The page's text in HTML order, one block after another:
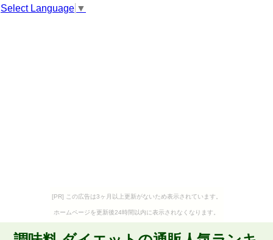
Select Language ▼
[PR] この広告は3ヶ月以上更新がないため表示されています。
ホームページを更新後24時間以内に表示されなくなります。